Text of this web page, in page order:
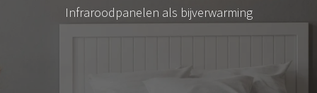
Infraroodpanelen als bijverwarming